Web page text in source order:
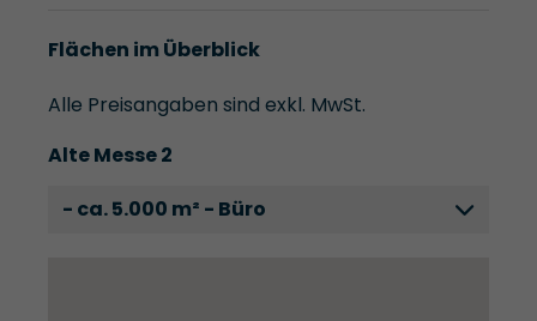
Flächen im Überblick
Alle Preisangaben sind exkl. MwSt.
Alte Messe 2
- ca. 5.000 m² - Büro